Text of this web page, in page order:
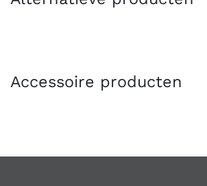
Accessoire producten